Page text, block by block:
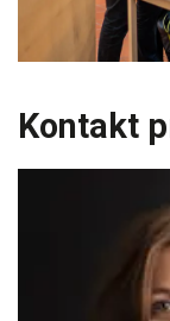
Kontakt